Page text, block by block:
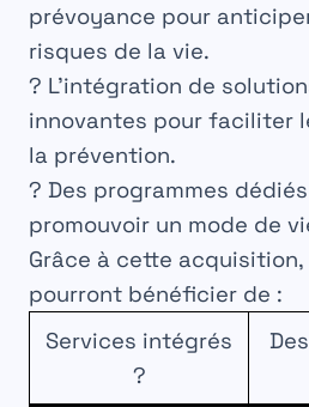
prévoyance pour
risques de la vie.
? L’intégration de
innovantes pour faciliter
la prévention.
? Des programmes
promouvoir un mode de
Grâce à cette
pourront bénéficier de :
Services intégrés
?️